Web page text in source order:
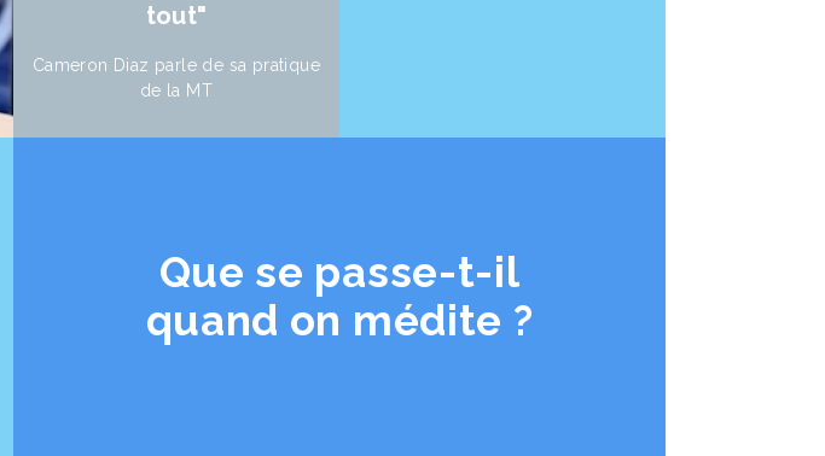
tout"
Cameron Diaz parle de sa pratique
de la MT
Que se passe-t-il
quand on médite ?